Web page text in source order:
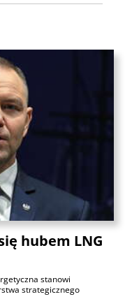
hubem LNG
stanowi
strategicznego